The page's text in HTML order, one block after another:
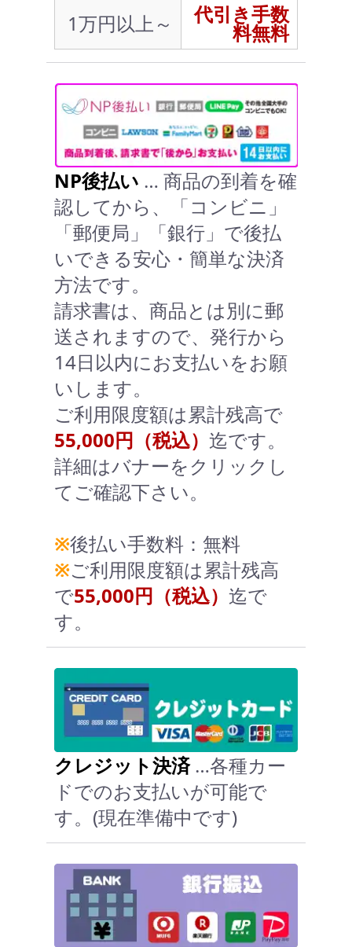
1万円以上～
代引き手数
料無料
NP後払い … 商品の到着を確
認してから、「コンビニ」
「郵便局」「銀行」で後払
いできる安心・簡単な決済
方法です。
請求書は、商品とは別に郵
送されますので、発行から
14日以内にお支払いをお願
いします。
ご利用限度額は累計残高で
55,000円（税込） 迄です。
詳細はバナーをクリックし
てご確認下さい。
※後払い手数料：無料
※ご利用限度額は累計残高
で55,000円（税込） 迄で
す。
クレジット決済…各種カー
ドでのお支払いが可能で
す。(現在準備中です)